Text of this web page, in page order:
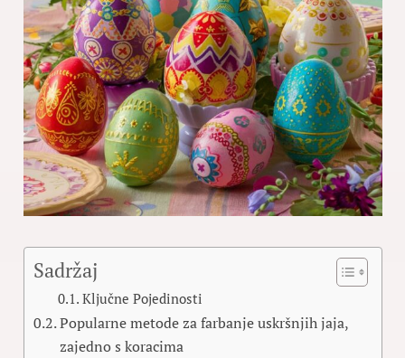
Sadržaj
Ključne Pojedinosti
Popularne metode za farbanje uskršnjih jaja,
zajedno s koracima